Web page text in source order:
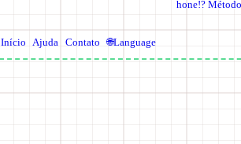
hone!?
Início Ajuda Contato 🌐Language